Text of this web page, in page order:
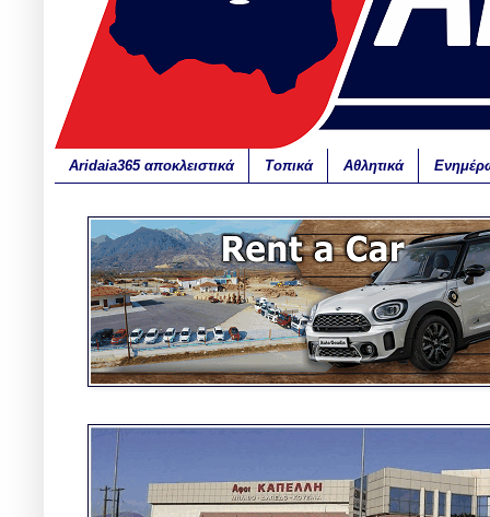
Aridaia365 αποκλειστικά Τοπικά Αθλητικά